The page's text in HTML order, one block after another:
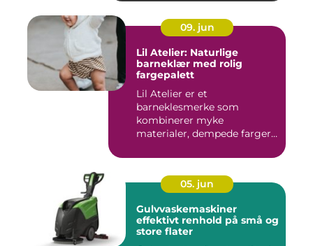
09. jun
Lil Atelier: Naturlige
barneklær med rolig
fargepalett
Lil Atelier er et
barneklesmerke som
kombinerer myke
materialer, dempede farger
05. jun
Gulvvaskemaskiner
effektivt renhold på små og
store flater